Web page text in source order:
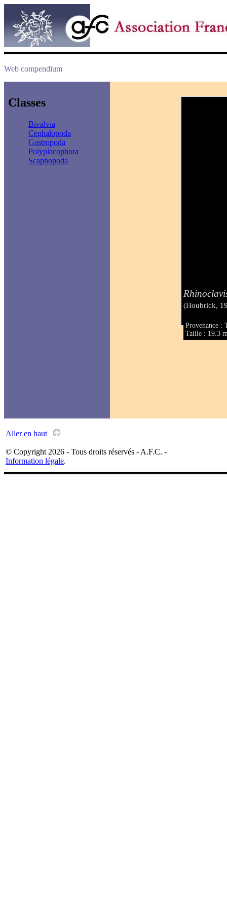
Web compendium
Classes
Bivalvia
Cephalopoda
Gastropoda
Polyplacophora
Scaphopoda
(Houbrick,
Provenance :
Taille : 19.3
Aller en haut
© Copyright 2026 - Tous droits réservés - A.F.C. -
Information légale.